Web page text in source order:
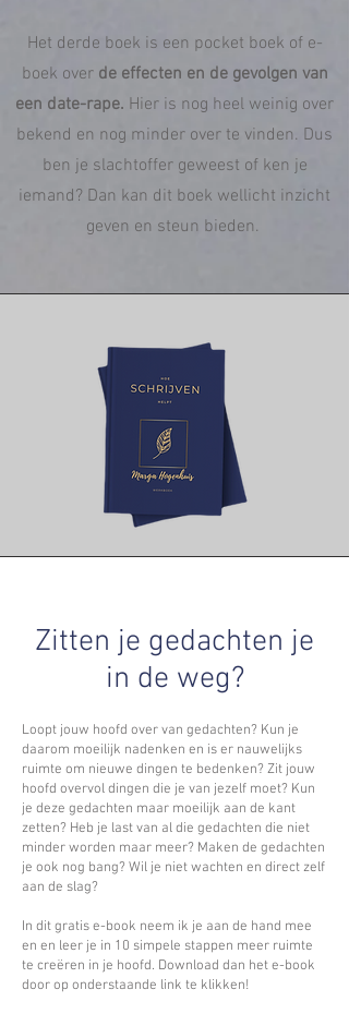
Het derde boek is een pocket boek of e-
boek over de effecten en de gevolgen van
een date-rape. Hier is nog heel weinig over
bekend en nog minder over te vinden. Dus
ben je slachtoffer geweest of ken je
iemand? Dan kan dit boek wellicht inzicht
geven en steun bieden.
Zitten je gedachten je
in de weg?
Loopt jouw hoofd over van gedachten? Kun je
daarom moeilijk nadenken en is er nauwelijks
ruimte om nieuwe dingen te bedenken? Zit jouw
hoofd overvol dingen die je van jezelf moet? Kun
je deze gedachten maar moeilijk aan de kant
zetten? Heb je last van al die gedachten die niet
minder worden maar meer? Maken de gedachten
je ook nog bang? Wil je niet wachten en direct zelf
aan de slag?
In dit gratis e-book neem ik je aan de hand mee
en en leer je in 10 simpele stappen meer ruimte
te creëren in je hoofd. Download dan het e-book
door op onderstaande link te klikken!